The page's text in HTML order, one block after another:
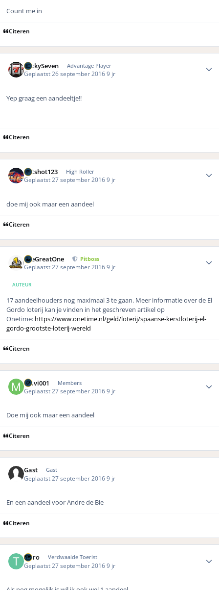
Count me in
Citeren
LuckySeven Advantage Player
Geplaatst 26 september 20169 jr
Yep graag een aandeeltje!!
Citeren
hotshot123 High Roller
Geplaatst 27 september 20169 jr
doe mij ook maar een aandeel
Citeren
TheGreatOne Pitboss
Geplaatst 27 september 20169 jr
AUTEUR
17 aandeelhouders nog maximaal 3 te gaan. Meer informatie over de El
Gordo loterij kan je vinden in het geschreven artikel op
Onetime: https://www.onetime.nl/geld/loterij/spaanse-kerstloterij-el-
gordo-grootste-loterij-wereld
Citeren
mavi001 Members
Geplaatst 27 september 20169 jr
Doe mij ook maar een aandeel
Citeren
Gast Gast
Geplaatst 27 september 20169 jr
En een aandeel voor Andre de Bie
Citeren
Telro Verdwaalde Toerist
Geplaatst 27 september 20169 jr